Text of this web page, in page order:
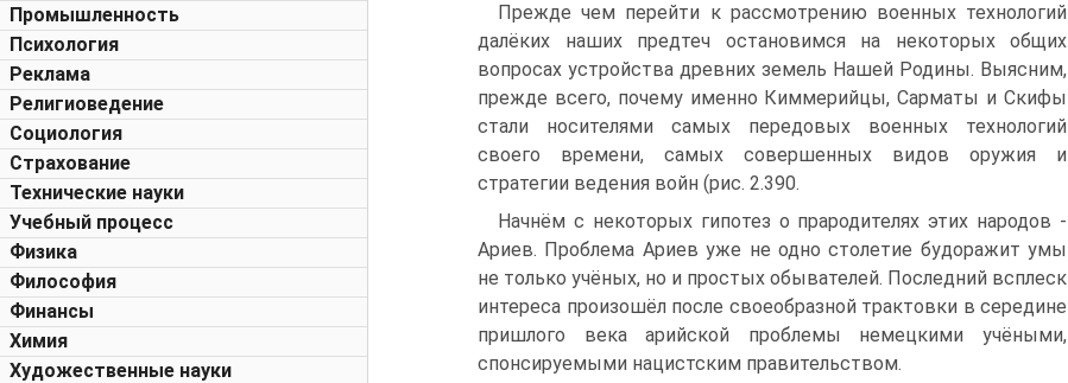
Промышленность
Психология
Реклама
Религиоведение
Социология
Страхование
Технические науки
Учебный процесс
Физика
Философия
Финансы
Химия
Художественные науки
Прежде чем перейти к рассмотрению военных технологий
далёких наших предтеч остановимся на некоторых общих
вопросах устройства древних земель Нашей Родины. Выясним,
прежде всего, почему именно Киммерийцы, Сарматы и Скифы
стали носителями самых передовых военных технологий
своего времени, самых совершенных видов оружия и
стратегии ведения войн (рис. 2.390.
Начнём с некоторых гипотез о прародителях этих народов -
Ариев. Проблема Ариев уже не одно столетие будоражит умы
не только учёных, но и простых обывателей. Последний всплеск
интереса произошёл после своеобразной трактовки в середине
пришлого века арийской проблемы немецкими учёными,
спонсируемыми нацистским правительством.